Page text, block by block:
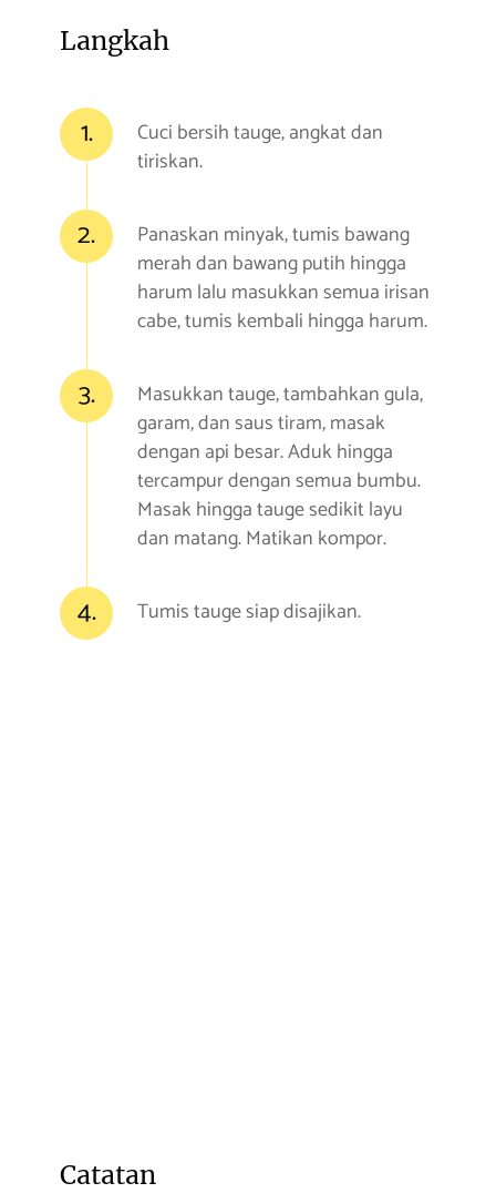
Langkah
1.
Cuci bersih tauge, angkat dan
tiriskan.
2.
Panaskan minyak, tumis bawang
merah dan bawang putih hingga
harum lalu masukkan semua irisan
cabe, tumis kembali hingga harum.
3.
Masukkan tauge, tambahkan gula,
garam, dan saus tiram, masak
dengan api besar. Aduk hingga
tercampur dengan semua bumbu.
Masak hingga tauge sedikit layu
dan matang. Matikan kompor.
4. Tumis tauge siap disajikan.
Catatan